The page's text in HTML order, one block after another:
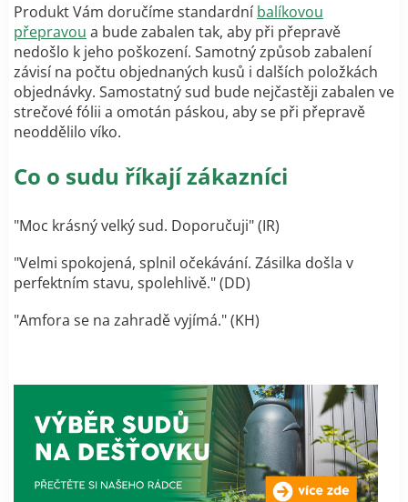
Produkt Vám doručíme standardníbalíkovou
přepravou a bude zabalen tak, aby při přepravě
nedošlo k jeho poškození. Samotný způsob zabalení
závisí na počtu objednaných kusů i dalších položkách
objednávky. Samostatný sud bude nejčastěji zabalen ve
strečové fólii a omotán páskou, aby se při přepravě
neoddělilo víko.
Co o sudu říkají zákazníci
"Moc krásný velký sud. Doporučuji" (IR)
"Velmi spokojená, splnil očekávání. Zásilka došla v
perfektním stavu, spolehlivě." (DD)
"Amfora se na zahradě vyjímá." (KH)